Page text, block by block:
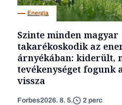
Energia
Szinte minden magyar
takarékoskodik az
árnyékában: kiderült,
tevékenységet fogunk
vissza
Forbes2026. 8. 5. 2 perc